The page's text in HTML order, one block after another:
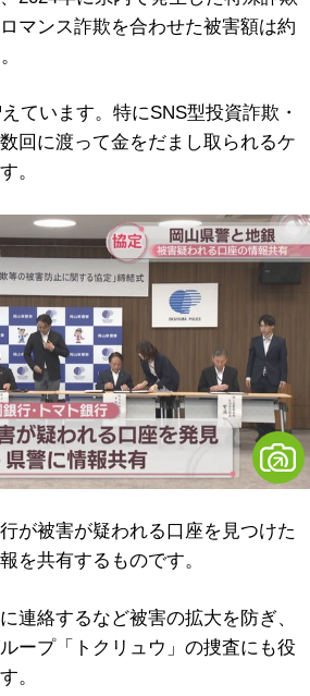
マンス詐欺を合わせた被害額は約
ています。特にSNS型投資詐欺・
回に渡って金をだまし取られるケ
。
が被害が疑われる口座を見つけた
を共有するものです。
連絡するなど被害の拡大を防ぎ、
ープ「トクリュウ」の捜査にも役
。